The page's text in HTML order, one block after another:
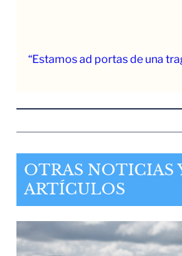
“Estamos ad portas de una
OTRAS NOTICIAS
ARTÍCULOS